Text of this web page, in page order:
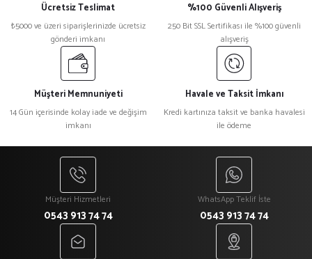
Ücretsiz Teslimat
₺5000 ve üzeri siparişlerinizde ücretsiz
gönderi imkanı
%100 Güvenli Alışveriş
250 Bit SSL Sertifikası ile %100 güvenli
alışveriş
Müşteri Memnuniyeti
14 Gün içerisinde kolay iade ve değişim
imkanı
Havale ve Taksit İmkanı
Kredi kartınıza taksit ve banka havalesi
ile ödeme
Müşteri Hizmetleri
0543 913 74 74
WhatsApp Teklif İste
0543 913 74 74